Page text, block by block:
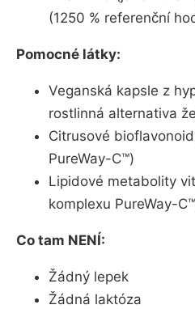
(1250 % referenční
Pomocné látky:
Veganská kapsle z
rostlinná alternativa
Citrusové
PureWay-C™)
Lipidové metabolity
komplexu PureWay-
Co tam NENÍ:
Žádný lepek
Žádná laktóza